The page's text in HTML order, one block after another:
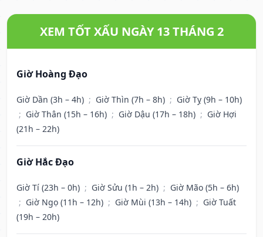
XEM TỐT XẤU NGÀY 13 THÁNG 2
Giờ Hoàng Đạo
Giờ Dần (3h – 4h) ; Giờ Thìn (7h – 8h) ; Giờ Tỵ (9h – 10h)
; Giờ Thân (15h – 16h) ; Giờ Dậu (17h – 18h) ; Giờ Hợi
(21h – 22h)
Giờ Hắc Đạo
Giờ Tí (23h – 0h) ; Giờ Sửu (1h – 2h) ; Giờ Mão (5h – 6h)
; Giờ Ngọ (11h – 12h) ; Giờ Mùi (13h – 14h) ; Giờ Tuất
(19h – 20h)